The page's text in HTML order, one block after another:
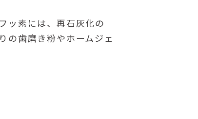
ッ素には、再石灰化の
の歯磨き粉やホームジェ